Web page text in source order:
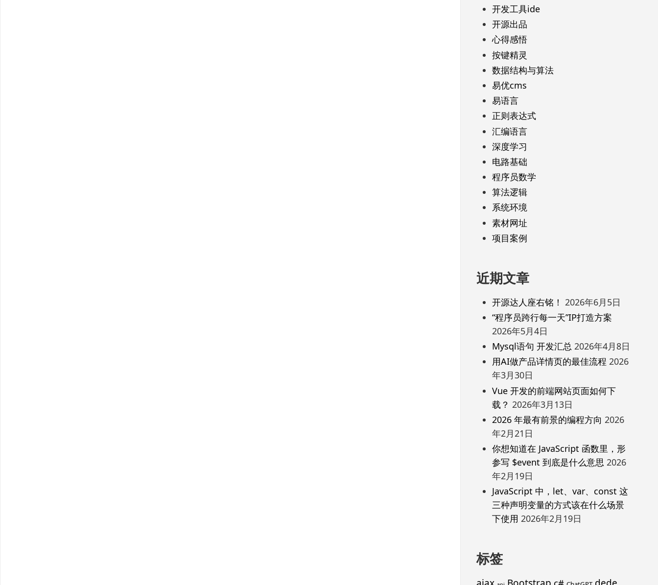
开发工具ide
开源出品
心得感悟
按键精灵
数据结构与算法
易优cms
易语言
正则表达式
汇编语言
深度学习
电路基础
程序员数学
算法逻辑
系统环境
素材网址
项目案例
近期文章
开源达人座右铭！ 2026年6月5日
“程序员跨行每一天”IP打造方案
2026年5月4日
Mysql语句 开发汇总 2026年4月8日
用AI做产品详情页的最佳流程 2026
年3月30日
Vue 开发的前端网站页面如何下
载？ 2026年3月13日
2026 年最有前景的编程方向 2026
年2月21日
你想知道在 JavaScript 函数里，形
参写 $event 到底是什么意思 2026
年2月19日
JavaScript 中，let、var、const 这
三种声明变量的方式该在什么场景
下使用 2026年2月19日
标签